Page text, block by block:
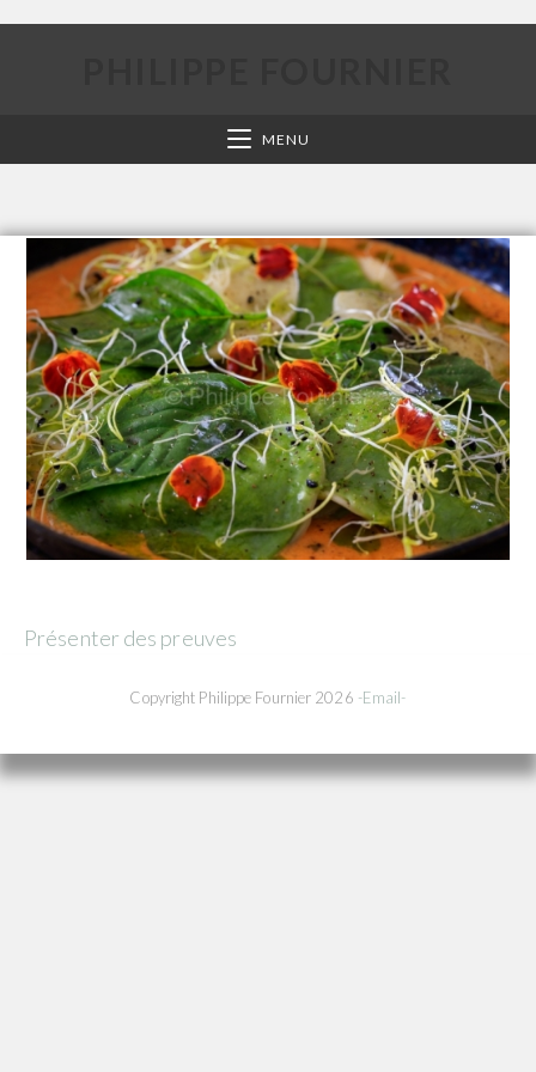
MENU
Présenter des preuves
Copyright Philippe Fournier 2026 -Email-